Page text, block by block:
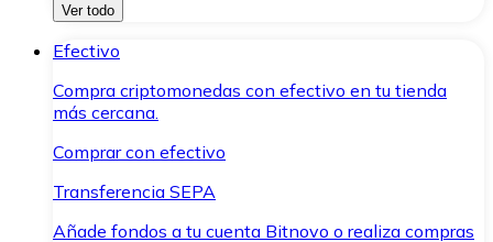
Ver todo
Efectivo
Compra criptomonedas con efectivo en tu tienda
más cercana.
Comprar con efectivo
Transferencia SEPA
Añade fondos a tu cuenta Bitnovo o realiza compras